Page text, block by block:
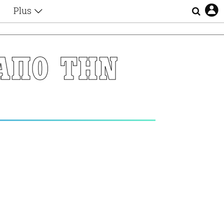
Plus
Αφιερώματα
Ζώδια
Απώλειες
ΤΗΝ